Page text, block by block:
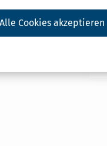
Alle Cookies akzeptieren